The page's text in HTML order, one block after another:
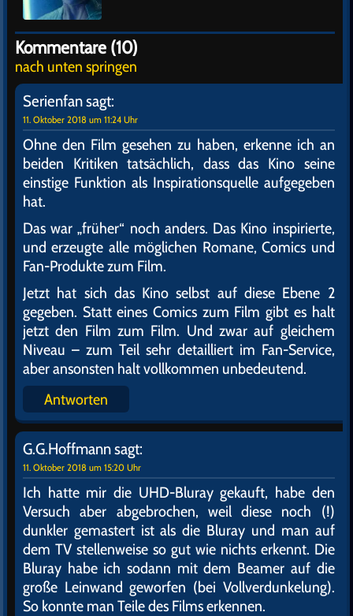
Kommentare (10)
nach unten springen
Serienfansagt:
11. Oktober 2018 um 11:24 Uhr
Ohne den Film gesehen zu haben, erkenne ich an
beiden Kritiken tatsächlich, dass das Kino seine
einstige Funktion als Inspirationsquelle aufgegeben
hat.
Das war „früher“ noch anders. Das Kino inspirierte,
und erzeugte alle möglichen Romane, Comics und
Fan-Produkte zum Film.
Jetzt hat sich das Kino selbst auf diese Ebene 2
gegeben. Statt eines Comics zum Film gibt es halt
jetzt den Film zum Film. Und zwar auf gleichem
Niveau – zum Teil sehr detailliert im Fan-Service,
aber ansonsten halt vollkommen unbedeutend.
Antworten
G.G.Hoffmannsagt:
11. Oktober 2018 um 15:20 Uhr
Ich hatte mir die UHD-Bluray gekauft, habe den
Versuch aber abgebrochen, weil diese noch (!)
dunkler gemastert ist als die Bluray und man auf
dem TV stellenweise so gut wie nichts erkennt. Die
Bluray habe ich sodann mit dem Beamer auf die
große Leinwand geworfen (bei Vollverdunkelung).
So konnte man Teile des Films erkennen.